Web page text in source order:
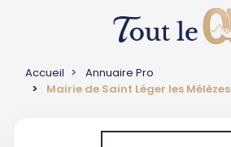
Accueil
Annuaire Pro
Mairie de Saint Léger les Mélèzes